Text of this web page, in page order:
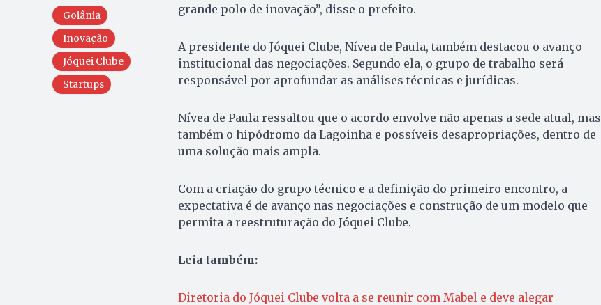
Goiânia
Inovação
Jóquei Clube
Startups
grande polo de inovação”, disse o prefeito.
A presidente do Jóquei Clube, Nívea de Paula, também destacou o avanço
institucional das negociações. Segundo ela, o grupo de trabalho será
responsável por aprofundar as análises técnicas e jurídicas.
Nívea de Paula ressaltou que o acordo envolve não apenas a sede atual, mas
também o hipódromo da Lagoinha e possíveis desapropriações, dentro de
uma solução mais ampla.
Com a criação do grupo técnico e a definição do primeiro encontro, a
expectativa é de avanço nas negociações e construção de um modelo que
permita a reestruturação do Jóquei Clube.
Leia também:
Diretoria do Jóquei Clube volta a se reunir com Mabel e deve alegar